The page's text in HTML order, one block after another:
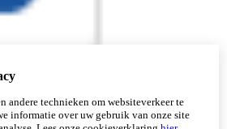
andere technieken om websiteverkeer te
informatie over uw gebruik van onze site